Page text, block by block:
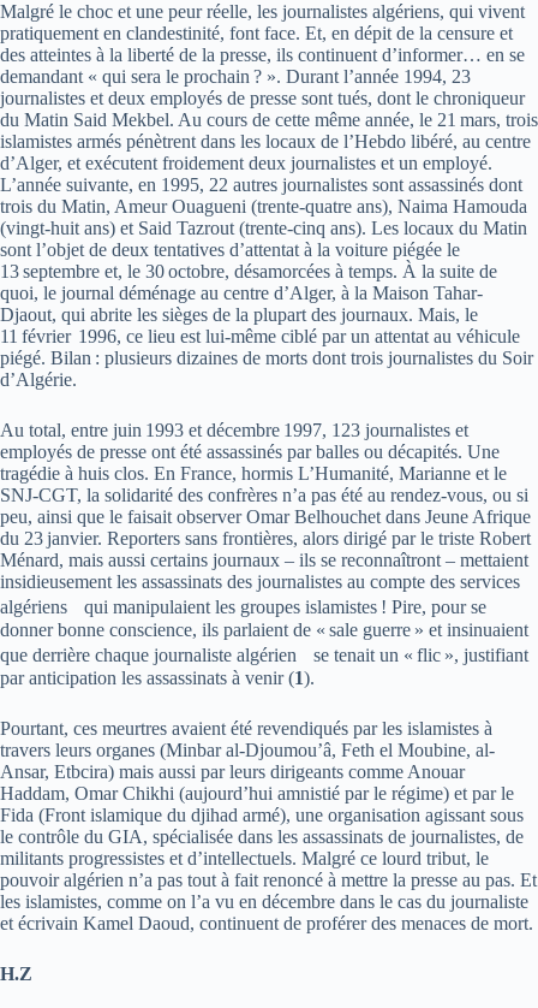
Malgré le choc et une peur réelle, les journalistes algériens, qui vivent
pratiquement en clandestinité, font face. Et, en dépit de la censure et
des atteintes à la liberté de la presse, ils continuent d’informer… en se
demandant « qui sera le prochain ? ». Durant l’année 1994, 23
journalistes et deux employés de presse sont tués, dont le chroniqueur
du Matin Said Mekbel. Au cours de cette même année, le 21 mars, trois
islamistes armés pénètrent dans les locaux de l’Hebdo libéré, au centre
d’Alger, et exécutent froidement deux journalistes et un employé.
L’année suivante, en 1995, 22 autres journalistes sont assassinés dont
trois du Matin, Ameur Ouagueni (trente-quatre ans), Naima Hamouda
(vingt-huit ans) et Said Tazrout (trente-cinq ans). Les locaux du Matin
sont l’objet de deux tentatives d’attentat à la voiture piégée le
13 septembre et, le 30 octobre, désamorcées à temps. À la suite de
quoi, le journal déménage au centre d’Alger, à la Maison Tahar-
Djaout, qui abrite les sièges de la plupart des journaux. Mais, le
11 février 1996, ce lieu est lui-même ciblé par un attentat au véhicule
piégé. Bilan : plusieurs dizaines de morts dont trois journalistes du Soir
d’Algérie.
Au total, entre juin 1993 et décembre 1997, 123 journalistes et
employés de presse ont été assassinés par balles ou décapités. Une
tragédie à huis clos. En France, hormis L’Humanité, Marianne et le
SNJ-CGT, la solidarité des confrères n’a pas été au rendez-vous, ou si
peu, ainsi que le faisait observer Omar Belhouchet dans Jeune Afrique
du 23 janvier. Reporters sans frontières, alors dirigé par le triste Robert
Ménard, mais aussi certains journaux – ils se reconnaîtront – mettaient
insidieusement les assassinats des journalistes au compte des services
algériens qui manipulaient les groupes islamistes ! Pire, pour se
donner bonne conscience, ils parlaient de « sale guerre » et insinuaient
que derrière chaque journaliste algérien se tenait un « flic », justifiant
par anticipation les assassinats à venir (1).
Pourtant, ces meurtres avaient été revendiqués par les islamistes à
travers leurs organes (Minbar al-Djoumou’â, Feth el Moubine, al-
Ansar, Etbcira) mais aussi par leurs dirigeants comme Anouar
Haddam, Omar Chikhi (aujourd’hui amnistié par le régime) et par le
Fida (Front islamique du djihad armé), une organisation agissant sous
le contrôle du GIA, spécialisée dans les assassinats de journalistes, de
militants progressistes et d’intellectuels. Malgré ce lourd tribut, le
pouvoir algérien n’a pas tout à fait renoncé à mettre la presse au pas. Et
les islamistes, comme on l’a vu en décembre dans le cas du journaliste
et écrivain Kamel Daoud, continuent de proférer des menaces de mort.
H.Z